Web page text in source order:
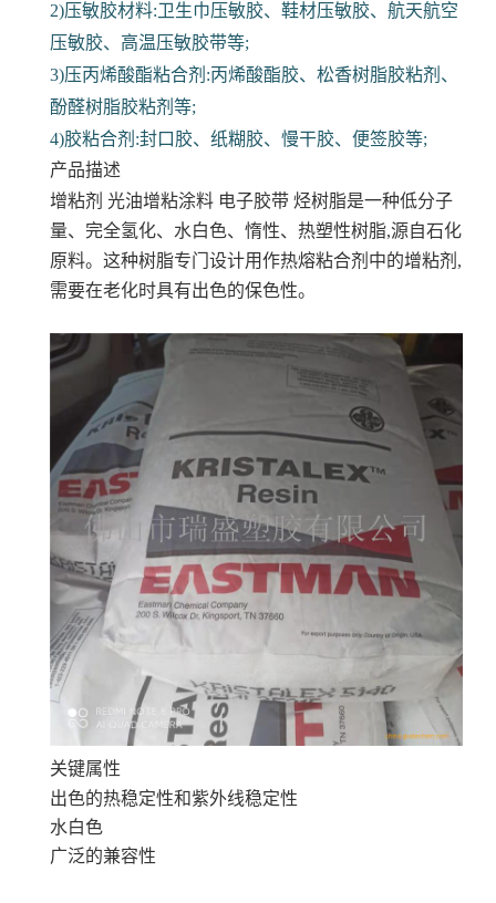
2)压敏胶材料:卫生巾压敏胶、鞋材压敏胶、航天航空
压敏胶、高温压敏胶带等;
3)压丙烯酸酯粘合剂:丙烯酸酯胶、松香树脂胶粘剂、
酚醛树脂胶粘剂等;
4)胶粘合剂:封口胶、纸糊胶、慢干胶、便签胶等;
产品描述
增粘剂 光油增粘涂料 电子胶带 烃树脂是一种低分子
量、完全氢化、水白色、惰性、热塑性树脂,源自石化
原料。这种树脂专门设计用作热熔粘合剂中的增粘剂,
需要在老化时具有出色的保色性。
关键属性
出色的热稳定性和紫外线稳定性
水白色
广泛的兼容性